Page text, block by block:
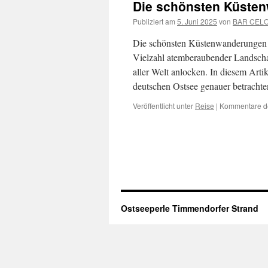
Die schönsten
Publiziert am 5. Juni 2025 von BAR
Die schönsten
Vielzahl atemberaubender
aller Welt anlocken. In diesem
deutschen Ostsee genauer
Veröffentlicht unter Reise | Kommentare
Ostseeperle Timmendorfer Strand